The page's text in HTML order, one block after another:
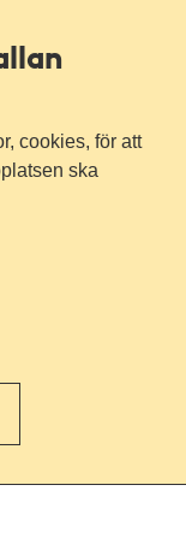
cookies, för att
ska